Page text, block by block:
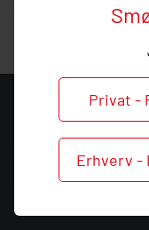
Privat -
Erhverv -
til denne forlænger.
KONTAKT
CVR: 39683717
9640 Farsø